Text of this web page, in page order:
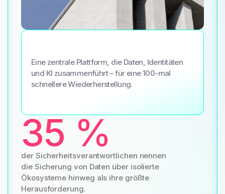
Eine zentrale Plattform, die Daten, Identitäten
und KI zusammenführt – für eine 100-mal
schnellere Wiederherstellung.
35 %
der Sicherheitsverantwortlichen nennen
die Sicherung von Daten über isolierte
Ökosysteme hinweg als ihre größte
Herausforderung.